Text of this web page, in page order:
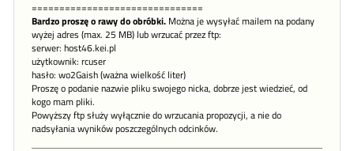
===============================
Bardzo proszę o rawy do obróbki. Można je wysyłać mailem na podany
wyżej adres (max. 25 MB) lub wrzucać przez ftp:
serwer: host46.kei.pl
użytkownik: rcuser
hasło: wo2Gaish (ważna wielkość liter)
Proszę o podanie nazwie pliku swojego nicka, dobrze jest wiedzieć, od
kogo mam pliki.
Powyższy ftp służy wyłącznie do wrzucania propozycji, a nie do
nadsyłania wyników poszczególnych odcinków.